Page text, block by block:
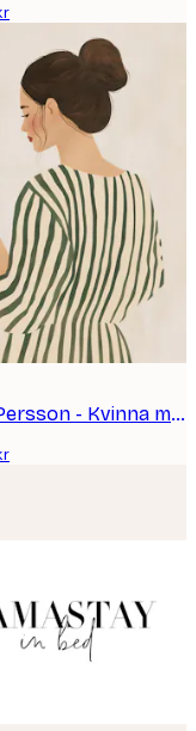
Annika Persson - Kvinna med grönt päron Poster